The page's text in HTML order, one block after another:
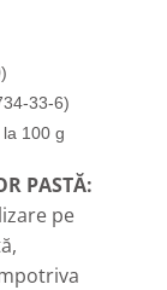
33-6)
100 g
PASTĂ:
pe